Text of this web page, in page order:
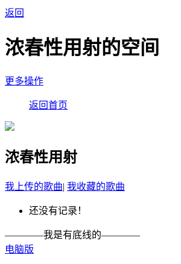
返回
浓春性用射的空间
更多操作
返回首页
浓春性用射
我上传的歌曲| 我收藏的歌曲
还没有记录！
————我是有底线的————
电脑版